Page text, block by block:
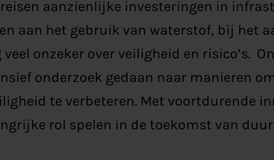
aanzienlijke investeringen in
aan het gebruik van waterstof, bij het
onzeker over veiligheid en risico’s.
onderzoek gedaan naar manieren
te verbeteren. Met voortdurende
rol spelen in de toekomst van